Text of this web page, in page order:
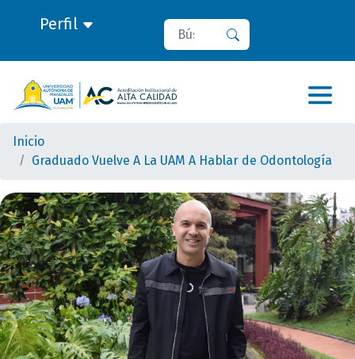
Perfil Buscar
Inicio
Graduado Vuelve A La UAM A Hablar de Odontología